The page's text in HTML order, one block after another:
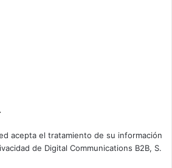
acepta el tratamiento de su información
de Digital Communications B2B, S.